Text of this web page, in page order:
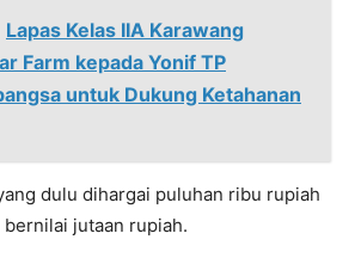
Lapas Kelas IIA Karawang
Farm kepada Yonif TP
untuk Dukung Ketahanan
dulu dihargai puluhan ribu rupiah
jutaan rupiah.